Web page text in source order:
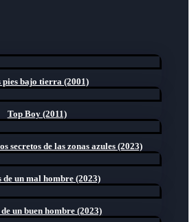
pies bajo tierra (2001)
Top Boy (2011)
secretos de las zonas azules (2023)
de un mal hombre (2023)
un buen hombre (2023)